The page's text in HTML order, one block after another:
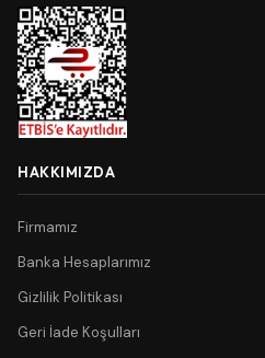
HAKKIMIZDA
Firmamız
Banka Hesaplarımız
Gizlilik Politikası
Geri İade Koşulları